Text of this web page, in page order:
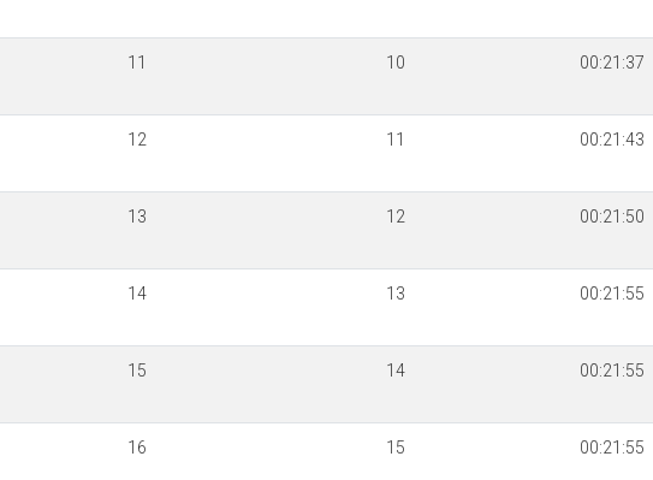
11 10 00:21:37
12 11 00:21:43
13 12 00:21:50
14 13 00:21:55
15 14 00:21:55
16 15 00:21:55